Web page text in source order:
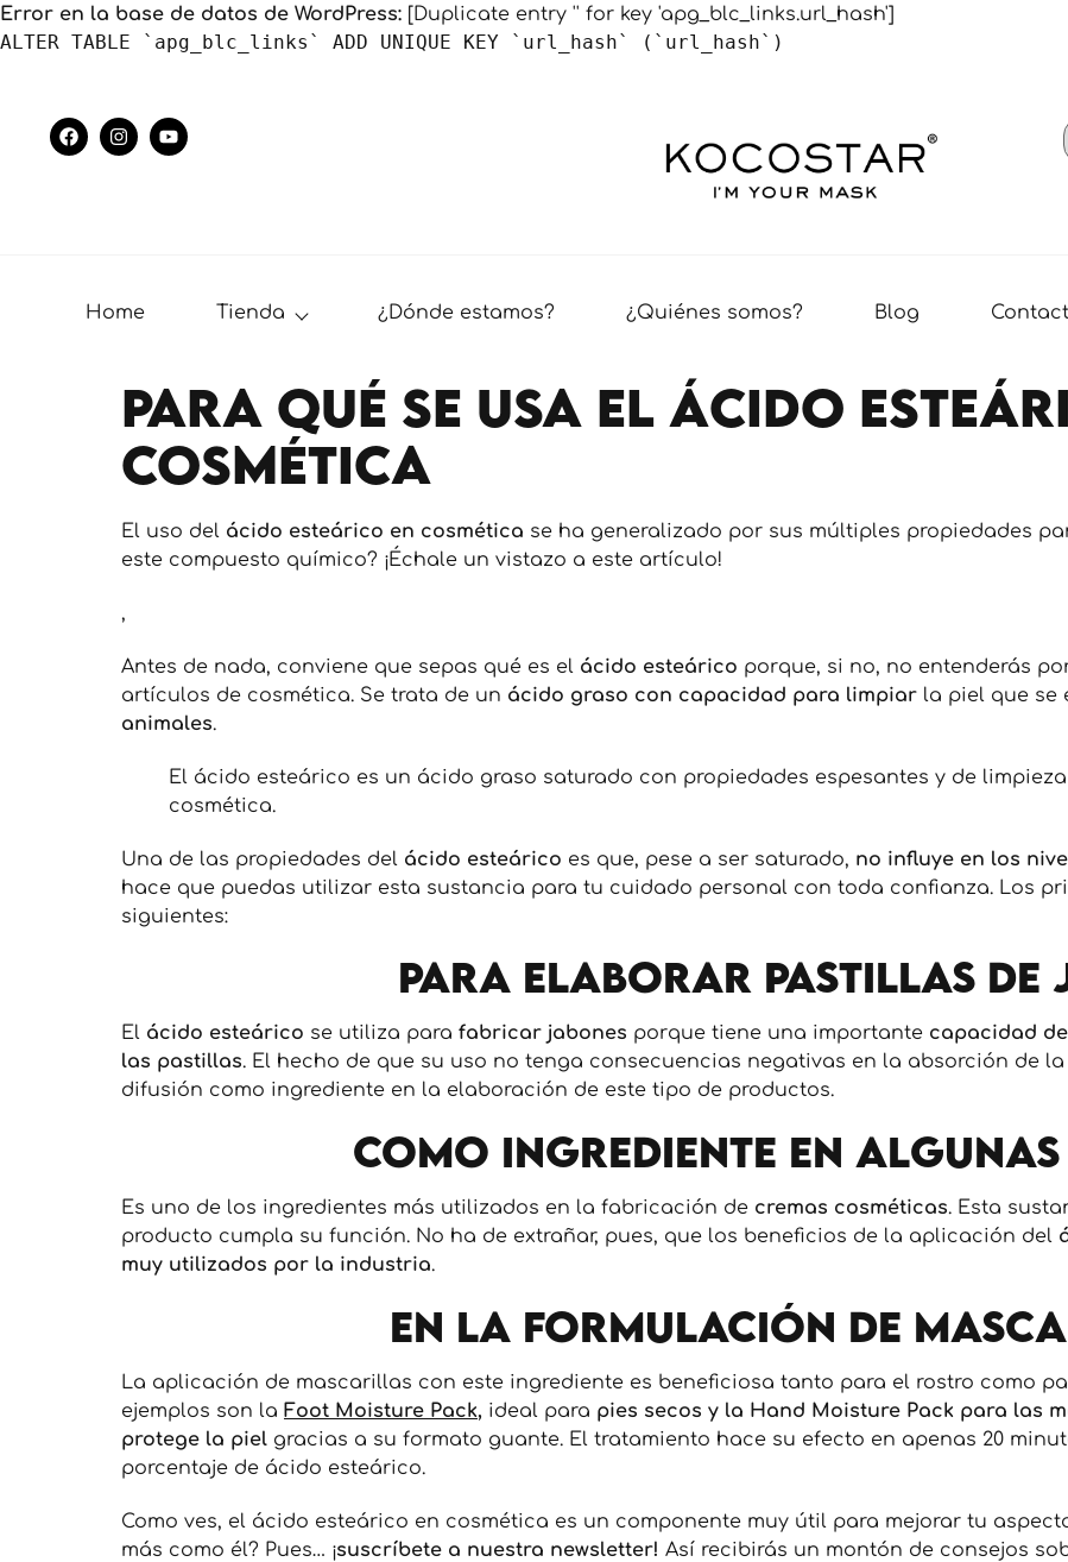
Error en la base de datos de WordPress: [Duplicate entry '' for key 'apg_blc_links.url_hash']
ALTER TABLE `apg_blc_links` ADD UNIQUE KEY `url_hash` (`url_hash`)
Home Tienda ¿Dónde estamos? ¿Quiénes somos? Blog
Para qué se usa el ácido
cosmética
El uso del ácido esteárico en cosmética se ha generalizado por sus múltiples propiedades
este compuesto químico? ¡Échale un vistazo a este artículo!
,
Antes de nada, conviene que sepas qué es el ácido esteárico porque, si no, no entenderás
artículos de cosmética. Se trata de un ácido graso con capacidad para limpiar la piel que se
animales.
El ácido esteárico es un ácido graso saturado con propiedades espesantes y de
cosmética.
Una de las propiedades del ácido esteárico es que, pese a ser saturado, no influye en los
hace que puedas utilizar esta sustancia para tu cuidado personal con toda confianza. Los
siguientes:
Para elaborar pastillas de
El ácido esteárico se utiliza para fabricar jabones porque tiene una importante capacidad
las pastillas. El hecho de que su uso no tenga consecuencias negativas en la absorción de
difusión como ingrediente en la elaboración de este tipo de productos.
Como ingrediente en algunas
Es uno de los ingredientes más utilizados en la fabricación de cremas cosméticas. Esta
producto cumpla su función. No ha de extrañar, pues, que los beneficios de la aplicación del
muy utilizados por la industria.
En la formulación de
La aplicación de mascarillas con este ingrediente es beneficiosa tanto para el rostro como
ejemplos son la Foot Moisture Pack, ideal para pies secos y la Hand Moisture Pack para las
protege la piel gracias a su formato guante. El tratamiento hace su efecto en apenas 20
porcentaje de ácido esteárico.
Como ves, el ácido esteárico en cosmética es un componente muy útil para mejorar tu
más como él? Pues… ¡suscríbete a nuestra newsletter! Así recibirás un montón de consejos